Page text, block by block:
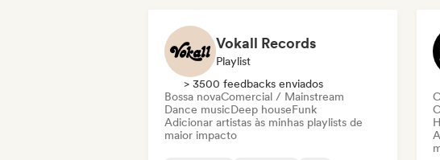
Vokall Records
Playlist
> 3500 feedbacks enviados
Bossa novaComercial / Mainstream
Dance musicDeep houseFunk
Adicionar artistas às minhas playlists de
maior impacto